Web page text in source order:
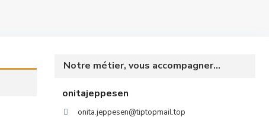
Notre métier, vous accompagner...
onitajeppesen
onita.jeppesen@tiptopmail.top